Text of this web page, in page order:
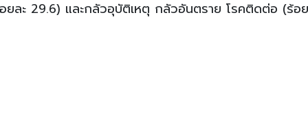
ละ 29.6) และกลัวอุบัติเหตุ กลัวอันตราย โรคติดต่อ (ร้อย